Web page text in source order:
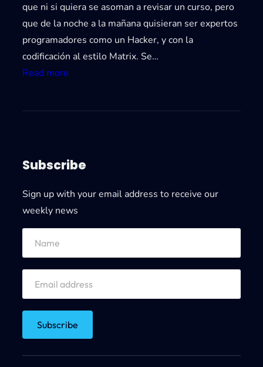
que ni si quiera se asoman a revisar un curso, pero
que de la noche a la mañana quisieran ser expertos
programadores como un Hacker, y con la
codificación al estilo Matrix. Se…
Read more
é
r
e
n
u
n
e
x
Subscribe
Sign up with your email address to receive our
weekly news